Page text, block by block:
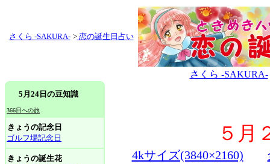
さくら -SAKURA- >恋の誕生日占い
さくら -SAKURA-
5月24日の豆知識
366日への旅
きょうの記念日
ゴルフ場記念日
きょうの誕生花
５月
4kサイズ(3840×2160)